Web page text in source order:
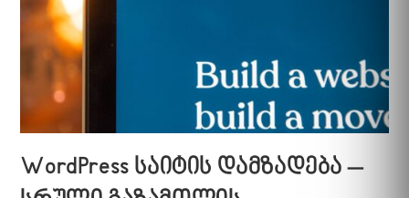
WordPress საიტის დამზადება –